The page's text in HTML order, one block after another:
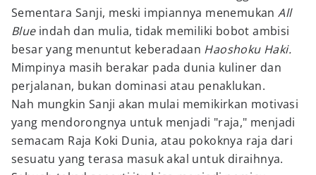
Sementara Sanji, meski impiannya menemukanAll
Blueindah dan mulia, tidak memiliki bobot ambisi
besar yang menuntut keberadaan Haoshoku Haki.
Mimpinya masih berakar pada dunia kuliner dan
perjalanan, bukan dominasi atau penaklukan.
Nah mungkin Sanji akan mulai memikirkan motivasi
yang mendorongnya untuk menjadi "raja," menjadi
semacam Raja Koki Dunia, atau pokoknya raja dari
sesuatu yang terasa masuk akal untuk diraihnya.